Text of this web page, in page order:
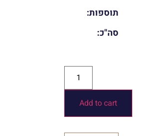
תוספות:
סה"כ:
Add to cart